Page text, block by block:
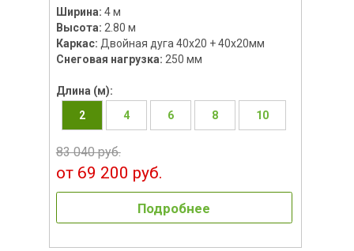
Ширина: 4 м
Высота: 2.80 м
Каркас: Двойная дуга 40x20 + 40х20мм
Снеговая нагрузка: 250 мм
Длина (м):
2
4 6 8 10
83 040 руб.
от 69 200 руб.
Подробнее